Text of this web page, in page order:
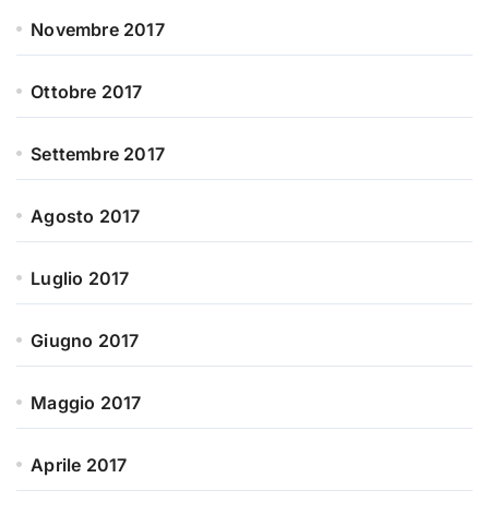
Novembre 2017
Ottobre 2017
Settembre 2017
Agosto 2017
Luglio 2017
Giugno 2017
Maggio 2017
Aprile 2017